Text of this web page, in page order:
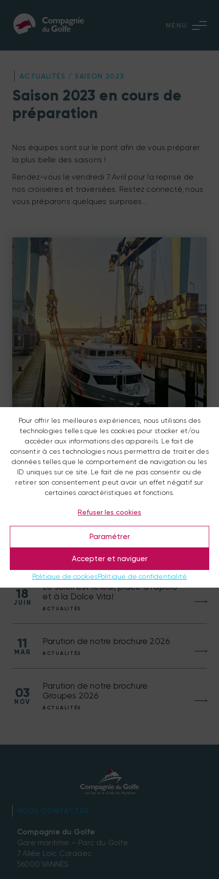
Pour offrir les meilleures expériences, nous utilisons des
technologies telles que les cookies pour stocker et/ou
accéder aux informations des appareils. Le fait de
consentir à ces technologies nous permettra de traiter des
données telles que le comportement de navigation ou les
ID uniques sur ce site. Le fait de ne pas consentir ou de
retirer son consentement peut avoir un effet négatif sur
certaines caractéristiques et fonctions.
Accepter et naviguer
Refuser les cookies
Paramétrer
Politique de cookiesPolitique de confidentialité
MENU
ACTUALITÉS / SAISON 2023
Saison 2023 en cours de
préparation
Nos équipes sont sur le pont afin de vous préparer
la plus belle des saisons !
Rendez-vous le vendredi 7 Avril pour la reprise de
nos croisières et traversées. Restez connecté, nous
vous préparons quelques surprises…
01 Croisière feu d’artifice 2026
18
JUIN
Le soleil est retour, place à l’apéro
et à la Dolce Vita!
ACTUALITÉS
11
MAR
Parution de notre brochure 2026
ACTUALITÉS
03
NOV
Parution de notre brochure
Groupes 2026
ACTUALITÉS
NOUS CONTACTER
Compagnie du Golfe
Gare maritime – Parc du Golfe
7 Allée Loïc Caradec
56000 VANNES